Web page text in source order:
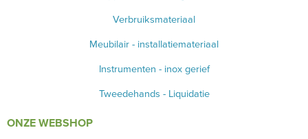
Verbruiksmateriaal
Meubilair - installatiemateriaal
Instrumenten - inox gerief
Tweedehands - Liquidatie
ONZE WEBSHOP